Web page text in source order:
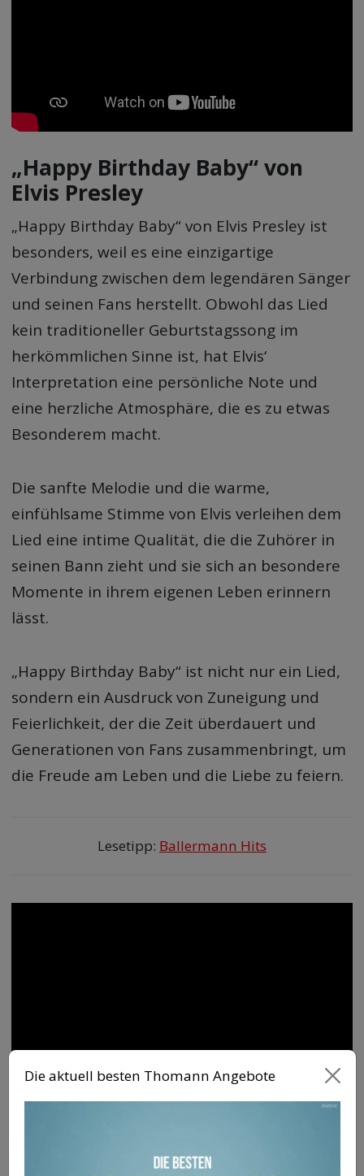
„Happy Birthday Baby“ von
Elvis Presley
„Happy Birthday Baby“ von Elvis Presley ist
besonders, weil es eine einzigartige
Verbindung zwischen dem legendären Sänger
und seinen Fans herstellt. Obwohl das Lied
kein traditioneller Geburtstagssong im
herkömmlichen Sinne ist, hat Elvis‘
Interpretation eine persönliche Note und
eine herzliche Atmosphäre, die es zu etwas
Besonderem macht.
Die sanfte Melodie und die warme,
einfühlsame Stimme von Elvis verleihen dem
Lied eine intime Qualität, die die Zuhörer in
seinen Bann zieht und sie sich an besondere
Momente in ihrem eigenen Leben erinnern
lässt.
„Happy Birthday Baby“ ist nicht nur ein Lied,
sondern ein Ausdruck von Zuneigung und
Feierlichkeit, der die Zeit überdauert und
Generationen von Fans zusammenbringt, um
die Freude am Leben und die Liebe zu feiern.
Lesetipp: Ballermann Hits
Die aktuell besten Thomann Angebote